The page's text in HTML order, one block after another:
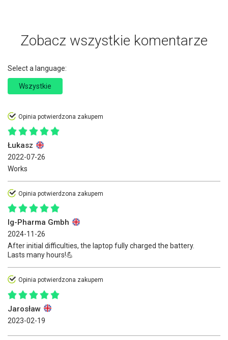
Zobacz wszystkie komentarze
Select a language:
Wszystkie
Opinia potwierdzona zakupem
Łukasz
2022-07-26
Works
Opinia potwierdzona zakupem
Ig-Pharma Gmbh
2024-11-26
After initial difficulties, the laptop fully charged the battery.
Lasts many hours!💪
Opinia potwierdzona zakupem
Jarosław
2023-02-19